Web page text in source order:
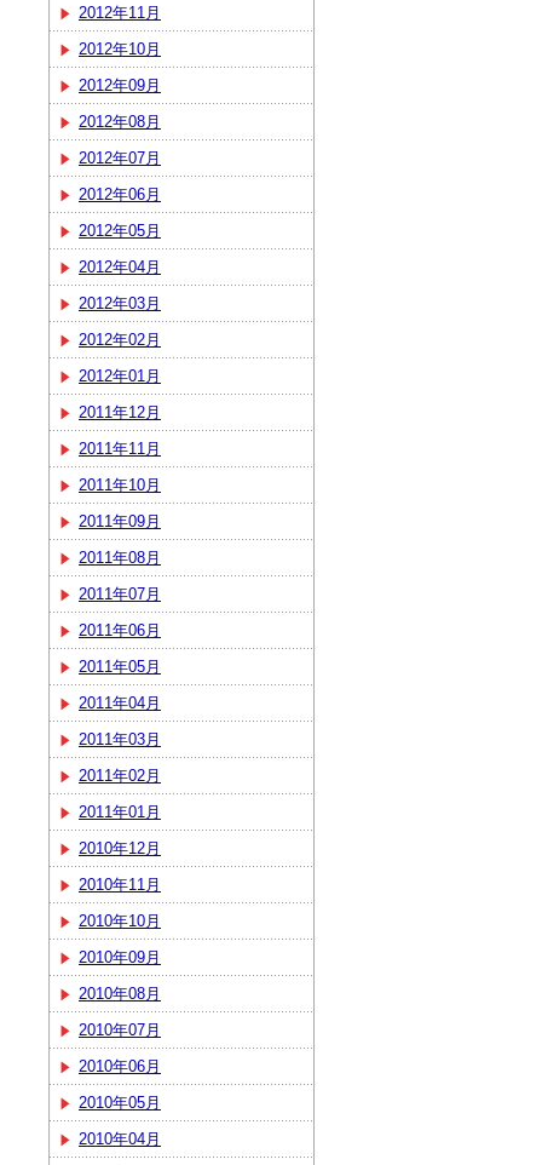
2012年11月
2012年10月
2012年09月
2012年08月
2012年07月
2012年06月
2012年05月
2012年04月
2012年03月
2012年02月
2012年01月
2011年12月
2011年11月
2011年10月
2011年09月
2011年08月
2011年07月
2011年06月
2011年05月
2011年04月
2011年03月
2011年02月
2011年01月
2010年12月
2010年11月
2010年10月
2010年09月
2010年08月
2010年07月
2010年06月
2010年05月
2010年04月